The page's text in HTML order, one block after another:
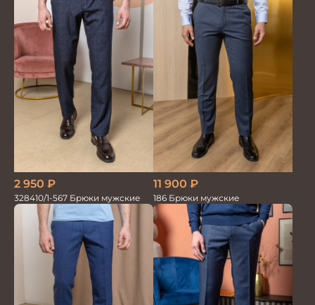
2 950 ₽
328410/1-567 Брюки мужские
11 900 ₽
186 Брюки мужские